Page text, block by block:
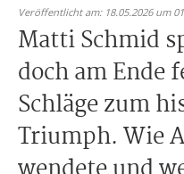
Veröffentlicht am: 18.05.2026 um
Matti Schmid
doch am Ende
Schläge zum
Triumph. Wie